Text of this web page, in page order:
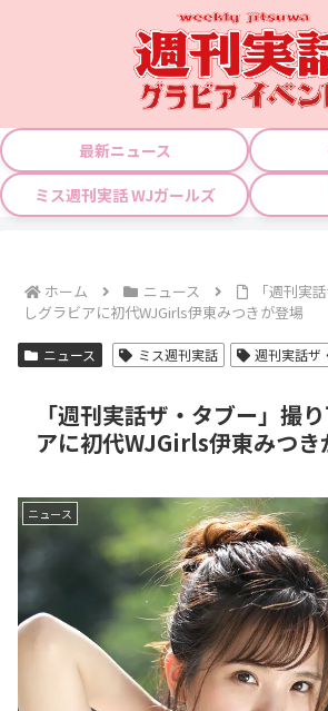
最新ニュース
ミス週刊実話 WJガールズ
ホーム ニュース
「週刊実
しグラビアに初代WJGirls伊東みつきが登場
ニュース ミス週刊実話 週刊実話ザ
「週刊実話ザ・タブー」撮
アに初代WJGirls伊東みつき
ニュース